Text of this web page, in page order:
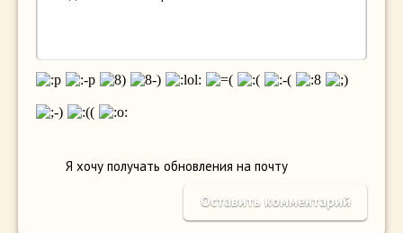
Я хочу получать обновления на почту